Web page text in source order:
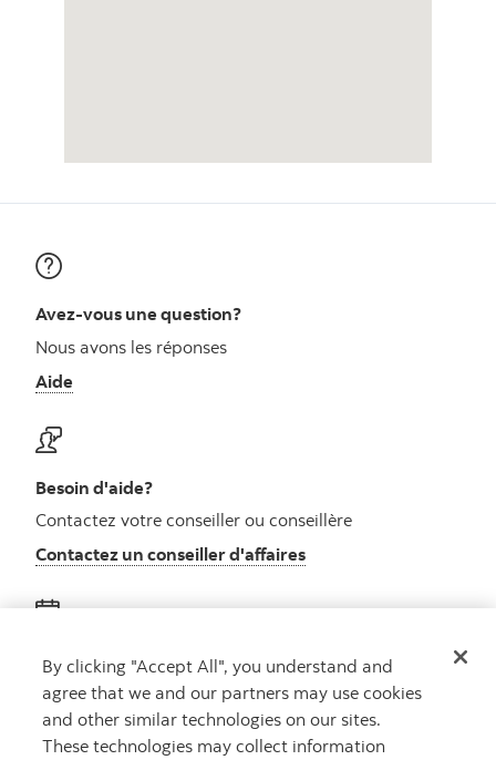
Avez-vous une question?
Nous avons les réponses
Aide
Besoin d'aide?
Contactez votre conseiller ou conseillère
Contactez un conseiller d'affaires
Obtenez des conseils
Rencontrez un conseiller
Prenez rendez-vous
By clicking "Accept All", you understand and
agree that we and our partners may use cookies
and other similar technologies on our sites.
These technologies may collect information